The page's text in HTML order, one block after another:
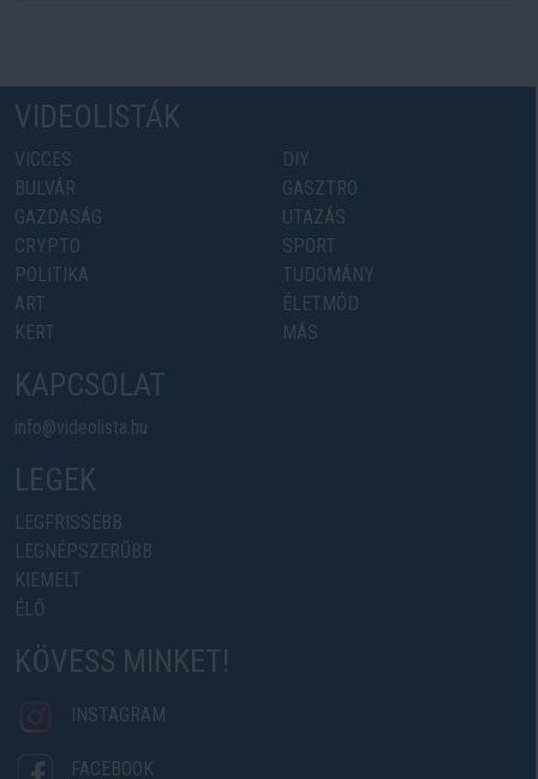
VIDEOLISTÁK
VICCES
BULVÁR
GAZDASÁG
CRYPTO
POLITIKA
ART
KERT
DIY
GASZTRO
UTAZÁS
SPORT
TUDOMÁNY
ÉLETMÓD
MÁS
KAPCSOLAT
info@videolista.hu
LEGEK
LEGFRISSEBB
LEGNÉPSZERŰBB
KIEMELT
ÉLŐ
KÖVESS MINKET!
INSTAGRAM
FACEBOOK